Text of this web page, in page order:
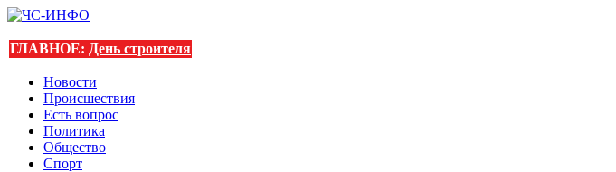
ГЛАВНОЕ: День строителя
Новости
Происшествия
Есть вопрос
Политика
Общество
Спорт